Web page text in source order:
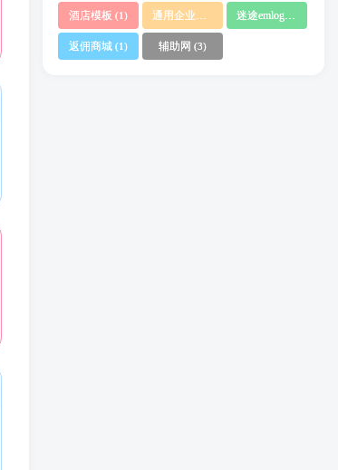
酒店模板 (1)
返佣商城 (1) 辅助网 (3)